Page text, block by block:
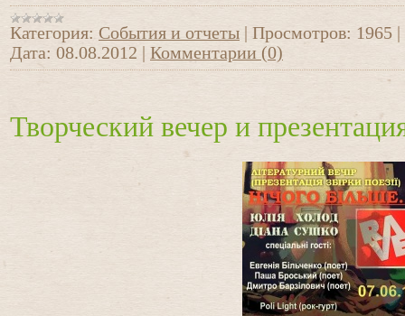
Категория: События и отчеты Просмотров: 1965
Дата: 08.08.2012 Комментарии (0)
Творческий вечер и